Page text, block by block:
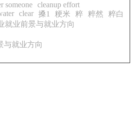
someone cleanup effort
clear 搡1 粳米 粹 粹然
粹白
就业前景与就业方向
与就业方向